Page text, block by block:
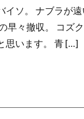
イソ。 ナブラが
早々撤収。 コズ
思います。 青 […]